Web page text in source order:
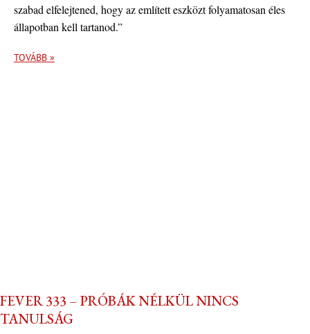
szabad elfelejtened, hogy az említett eszközt folyamatosan éles
állapotban kell tartanod.”
TOVÁBB »
FEVER 333 – PRÓBÁK NÉLKÜL NINCS
TANULSÁG